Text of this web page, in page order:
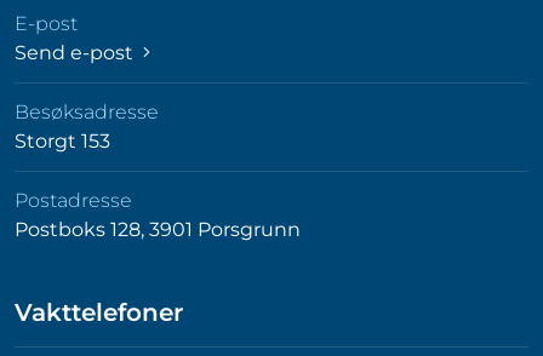
E-post
Send e-post
Besøksadresse
Storgt 153
Postadresse
Postboks 128, 3901 Porsgrunn
Vakttelefoner